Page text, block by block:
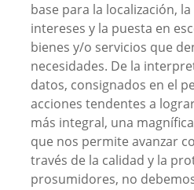
base para la localización,
intereses y la puesta en
bienes y/o servicios que
necesidades. De la
datos, consignados en el
acciones tendentes a
más integral, una
que nos permite avanzar
través de la calidad y la
prosumidores, no